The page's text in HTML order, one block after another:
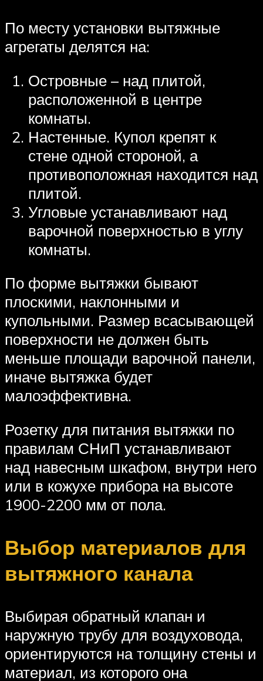
По месту установки вытяжные
агрегаты делятся на:
Островные – над плитой,
расположенной в центре
комнаты.
Настенные. Купол крепят к
стене одной стороной, а
противоположная находится над
плитой.
Угловые устанавливают над
варочной поверхностью в углу
комнаты.
По форме вытяжки бывают
плоскими, наклонными и
купольными. Размер всасывающей
поверхности не должен быть
меньше площади варочной панели,
иначе вытяжка будет
малоэффективна.
Розетку для питания вытяжки по
правилам СНиП устанавливают
над навесным шкафом, внутри него
или в кожухе прибора на высоте
1900-2200 мм от пола.
Выбор материалов для
вытяжного канала
Выбирая обратный клапан и
наружную трубу для воздуховода,
ориентируются на толщину стены и
материал, из которого она